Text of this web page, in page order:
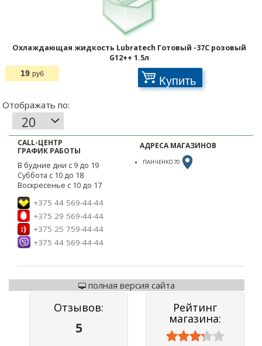
Охлаждающая жидкость Lubratech Готовый -37С розовый
G12++ 1.5л
19 руб Купить
CALL-ЦЕНТР
ГРАФИК РАБОТЫ
В будние дни с 9 до 19
Суббота с 10 до 18
Воскресенье с 10 до 17
+375 44 569-44-44
+375 29 569-44-44
+375 25 759-44-44
+375 44 569-44-44
АДРЕСА МАГАЗИНОВ
ПАНЧЕНКО 70
полная версия сайта
Отзывов:
5
Рейтинг
магазина:


